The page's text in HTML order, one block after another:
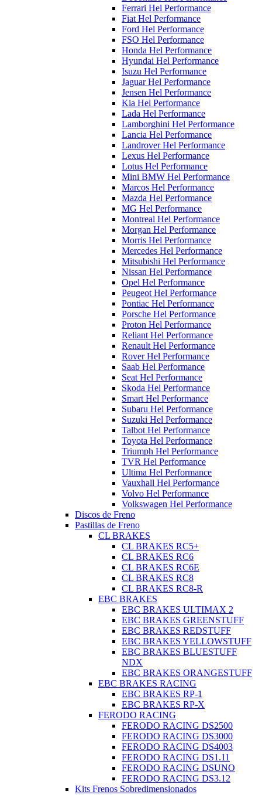
Ferrari Hel Performance
Fiat Hel Performance
Ford Hel Performance
FSO Hel Performance
Honda Hel Performance
Hyundai Hel Performance
Isuzu Hel Performance
Jaguar Hel Performance
Jensen Hel Performance
Kia Hel Performance
Lada Hel Performance
Lamborghini Hel Performance
Lancia Hel Performance
Landrover Hel Performance
Lexus Hel Performance
Lotus Hel Performance
Mini BMW Hel Performance
Marcos Hel Performance
Mazda Hel Performance
MG Hel Performance
Montreal Hel Performance
Morgan Hel Performance
Morris Hel Performance
Mercedes Hel Performance
Mitsubishi Hel Performance
Nissan Hel Performance
Opel Hel Performance
Peugeot Hel Performance
Pontiac Hel Performance
Porsche Hel Performance
Proton Hel Performance
Reliant Hel Performance
Renault Hel Performance
Rover Hel Performance
Saab Hel Performance
Seat Hel Performance
Skoda Hel Performance
Smart Hel Performance
Subaru Hel Performance
Suzuki Hel Performance
Talbot Hel Performance
Toyota Hel Performance
Triumph Hel Performance
TVR Hel Performance
Ultima Hel Performance
Vauxhall Hel Performance
Volvo Hel Performance
Volkswagen Hel Performance
Discos de Freno
Pastillas de Freno
CL BRAKES
CL BRAKES RC5+
CL BRAKES RC6
CL BRAKES RC6E
CL BRAKES RC8
CL BRAKES RC8-R
EBC BRAKES
EBC BRAKES ULTIMAX 2
EBC BRAKES GREENSTUFF
EBC BRAKES REDSTUFF
EBC BRAKES YELLOWSTUFF
EBC BRAKES BLUESTUFF
NDX
EBC BRAKES ORANGESTUFF
EBC BRAKES RACING
EBC BRAKES RP-1
EBC BRAKES RP-X
FERODO RACING
FERODO RACING DS2500
FERODO RACING DS3000
FERODO RACING DS4003
FERODO RACING DS1.11
FERODO RACING DSUNO
FERODO RACING DS3.12
Kits Frenos Sobredimensionados